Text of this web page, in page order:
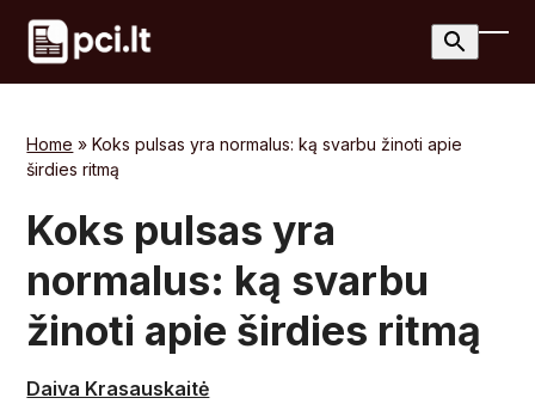
Skip
content
Home »Koks pulsas yra normalus: ką svarbu žinoti apie
širdies ritmą
Koks pulsas yra
normalus: ką svarbu
žinoti apie širdies ritmą
Daiva Krasauskaitė